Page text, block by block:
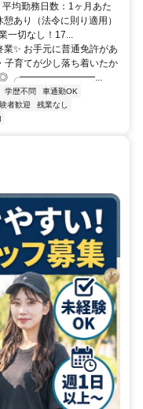
均勤務日数：1ヶ月あた
あり（法令に則り適用）
一切なし！17...
✨ お手元に普通免許があ
育てが少し落ち着いたか
部門◎ ╭━━━━━━━━...
学歴不問
車通勤OK
者歓迎
残業なし